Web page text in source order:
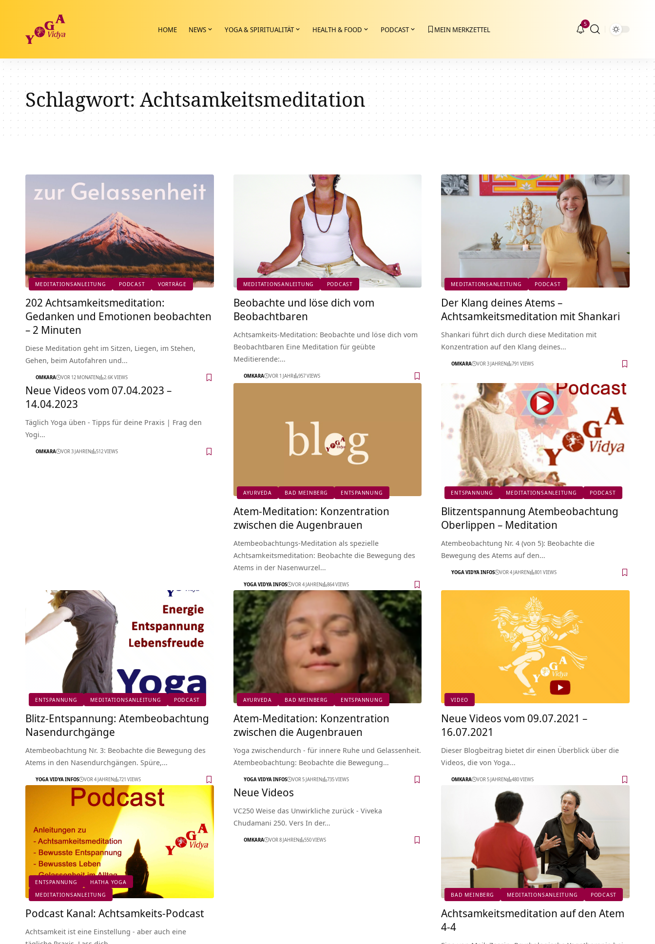
HOME NEWS YOGA & SPIRITUALITÄT HEALTH & FOOD PODCAST MEIN MERKZETTEL
5
Schlagwort:Achtsamkeitsmeditation
MEDITATIONSANLEITUNG PODCAST VORTRÄGE
202 Achtsamkeitsmeditation:
Gedanken und Emotionen beobachten
– 2 Minuten
Diese Meditation geht im Sitzen, Liegen, im Stehen,
Gehen, beim Autofahren und…
OMKARA VOR 12 MONATEN 2.6K VIEWS
MEDITATIONSANLEITUNG PODCAST
Beobachte und löse dich vom
Beobachtbaren
Achtsamkeits-Meditation: Beobachte und löse dich vom
Beobachtbaren Eine Meditation für geübte
Meditierende:…
OMKARA VOR 1 JAHR 957 VIEWS
MEDITATIONSANLEITUNG PODCAST
Der Klang deines Atems –
Achtsamkeitsmeditation mit Shankari
Shankari führt dich durch diese Meditation mit
Konzentration auf den Klang deines…
OMKARA VOR 3 JAHREN 791 VIEWS
Neue Videos vom 07.04.2023 –
14.04.2023
Täglich Yoga üben - Tipps für deine Praxis | Frag den
Yogi…
OMKARA VOR 3 JAHREN 512 VIEWS
AYURVEDA BAD MEINBERG ENTSPANNUNG
Atem-Meditation: Konzentration
zwischen die Augenbrauen
Atembeobachtungs-Meditation als spezielle
Achtsamkeitsmeditation: Beobachte die Bewegung des
Atems in der Nasenwurzel…
YOGA VIDYA INFOS VOR 4 JAHREN 864 VIEWS
ENTSPANNUNG MEDITATIONSANLEITUNG PODCAST
Blitzentspannung Atembeobachtung
Oberlippen – Meditation
Atembeobachtung Nr. 4 (von 5): Beobachte die
Bewegung des Atems auf den…
YOGA VIDYA INFOS VOR 4 JAHREN 801 VIEWS
ENTSPANNUNG MEDITATIONSANLEITUNG PODCAST
Blitz-Entspannung: Atembeobachtung
Nasendurchgänge
Atembeobachtung Nr. 3: Beobachte die Bewegung des
Atems in den Nasendurchgängen. Spüre,…
YOGA VIDYA INFOS VOR 4 JAHREN 721 VIEWS
AYURVEDA BAD MEINBERG ENTSPANNUNG
Atem-Meditation: Konzentration
zwischen die Augenbrauen
Yoga zwischendurch - für innere Ruhe und Gelassenheit.
Atembeobachtung: Beobachte die Bewegung…
YOGA VIDYA INFOS VOR 5 JAHREN 735 VIEWS
VIDEO
Neue Videos vom 09.07.2021 –
16.07.2021
Dieser Blogbeitrag bietet dir einen Überblick über die
Videos, die von Yoga…
OMKARA VOR 5 JAHREN 480 VIEWS
ENTSPANNUNG
HATHA YOGA
MEDITATIONSANLEITUNG
Podcast Kanal: Achtsamkeits-Podcast
Achtsamkeit ist eine Einstellung - aber auch eine
Neue Videos
VC250 Weise das Unwirkliche zurück - Viveka
Chudamani 250. Vers In der…
OMKARA VOR 8 JAHREN 550 VIEWS
BAD MEINBERG MEDITATIONSANLEITUNG PODCAST
Achtsamkeitsmeditation auf den Atem
4-4